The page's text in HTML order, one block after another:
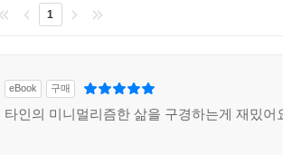
1
eBook 구매
타인의 미니멀리즘한 삶을 구경하는게 재밌어